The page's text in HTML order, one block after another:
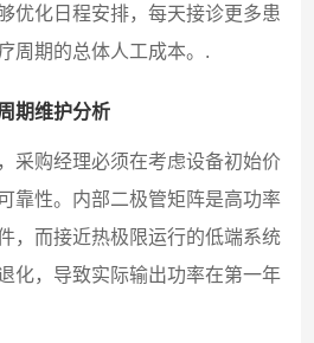
优化日程安排，每天接诊更多患
周期的总体人工成本。.
期维护分析
采购经理必须在考虑设备初始价
靠性。内部二极管矩阵是高功率
，而接近热极限运行的低端系统
化，导致实际输出功率在第一年